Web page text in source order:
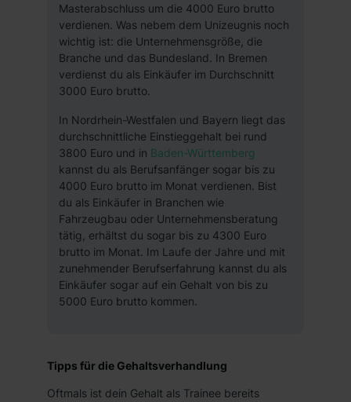
(EuGH – Schrems II). Du kannst die von dir erteilte
Einwilligung jederzeit mit Wirkung für die Zukunft ganz
oder teilweise über unsere Datenschutzerklärung unter
dem Punkt „Datenschutz-Einstellungen“ widerrufen.
Weitere Informationen zu den einzelnen Cookies findest
du durch Klick auf „Details zeigen“. Weitere
Informationen:Datenschutzerklärung, Impressum
Masterabschluss um die 4000 Euro brutto
verdienen. Was nebem dem Unizeugnis noch
wichtig ist: die Unternehmensgröße, die
Branche und das Bundesland. In Bremen
verdienst du als Einkäufer im Durchschnitt
3000 Euro brutto.
In Nordrhein-Westfalen und Bayern liegt das
durchschnittliche Einstieggehalt bei rund
3800 Euro und in Baden-Württemberg
kannst du als Berufsanfänger sogar bis zu
4000 Euro brutto im Monat verdienen. Bist
du als Einkäufer in Branchen wie
Fahrzeugbau oder Unternehmensberatung
tätig, erhältst du sogar bis zu 4300 Euro
brutto im Monat. Im Laufe der Jahre und mit
zunehmender Berufserfahrung kannst du als
Einkäufer sogar auf ein Gehalt von bis zu
5000 Euro brutto kommen.
Tipps für die Gehaltsverhandlung
Oftmals ist dein Gehalt als Trainee bereits